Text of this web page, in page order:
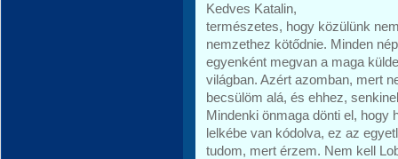
Kedves Katalin,
természetes, hogy közülünk
nemzethez kötődnie. Minden
egyenként megvan a maga
világban. Azért azomban, mert
becsülöm alá, és ehhez,
Mindenki önmaga dönti el, hogy
lelkébe van kódolva, ez az
tudom, mert érzem. Nem kell